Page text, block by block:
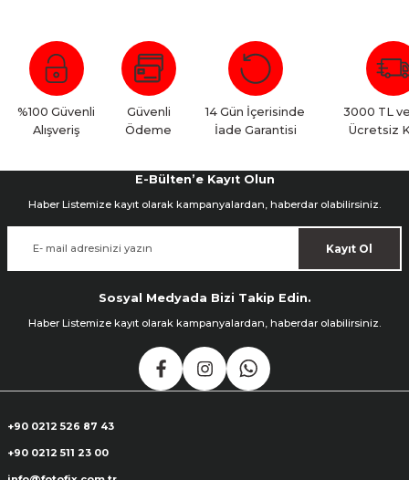
Bu ürüne ilk yorumu siz yapın!
Yorum Yaz
%100 Güvenli
Alışveriş
Güvenli
Ödeme
14 Gün İçerisinde
İade Garantisi
3000 TL
Ücretsiz
E-Bülten’e Kayıt Olun
Haber Listemize kayıt olarak kampanyalardan, haberdar olabilirsiniz.
Kayıt Ol
Sosyal Medyada Bizi Takip Edin.
Haber Listemize kayıt olarak kampanyalardan, haberdar olabilirsiniz.
+90 0212 526 87 43
+90 0212 511 23 00